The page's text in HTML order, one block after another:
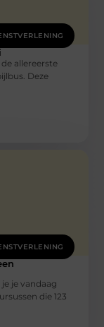
allereerste
Deze
je vandaag
die 123